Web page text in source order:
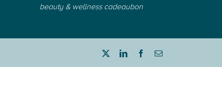
beauty & wellness cadeaubon
TwitterLinkedInFacebook
E-